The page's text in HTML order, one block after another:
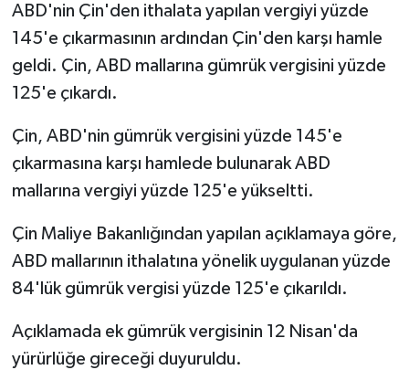
ABD'nin Çin'den ithalata yapılan vergiyi yüzde
145'e çıkarmasının ardından Çin'den karşı hamle
geldi. Çin, ABD mallarına gümrük vergisini yüzde
125'e çıkardı.
Çin, ABD'nin gümrük vergisini yüzde 145'e
çıkarmasına karşı hamlede bulunarak ABD
mallarına vergiyi yüzde 125'e yükseltti.
Çin Maliye Bakanlığından yapılan açıklamaya göre,
ABD mallarının ithalatına yönelik uygulanan yüzde
84'lük gümrük vergisi yüzde 125'e çıkarıldı.
Açıklamada ek gümrük vergisinin 12 Nisan'da
yürürlüğe gireceği duyuruldu.
TEKNOLOJİ
TİCARET